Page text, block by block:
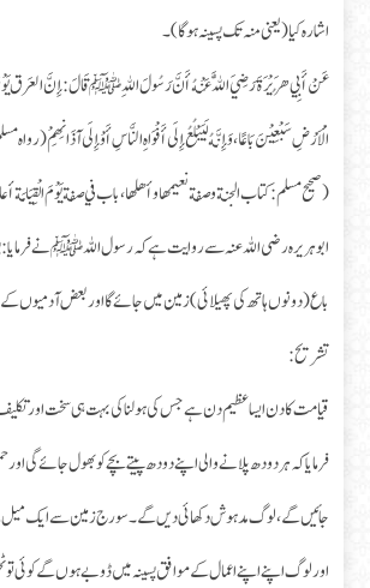
اشارہ کیا (یعنی منہ تک پسینہ ہو گا)۔
عَنْ أَبِي هُرَيْرَةَ رَضِيَ اللَّهُ عَنْهُ أَنَّ رَسُولَ اللهِ ﷺ قَالَ: إِنَّ العَرق يَوْمَ
الْأَرْضِ سَبْعِيْنَ بَاعًا، وَإِنَّهُ لَيَبْلُعُ إِلَى أَفْوَاهِ النَّاسِ أَوْ إِلَى آذَانِهِمْ (رواه
(صحیح مسلم: كتاب الجنة وصفة نعيمها وأهلها، باب في صفة يَوْمَ الْقِيَامَة
ابو ہریرہ رضی اللہ عنہ سے روایت ہے کہ رسول اللہ ﷺ نے
باع (دونوں ہاتھ کی پھیلائی) زمین میں جائے گا اور بعض آدمیوں
تشریح:
قیامت کا دن ایسا عظیم دن ہے جس کی ہولنا کی بہت ہی سخت اور
فرمایا کہ ہر دودھ پلانے والی اپنے دودھ پیتے بچے کو بھول جائے گی
جائیں گے، لوگ مدہوش دکھائی دیں گے۔ سورج زمین سے ایک میل کے
اور لوگ اپنے اپنے اعمال کے موافق پسینہ میں ڈوبے ہوں گے کوئی تو